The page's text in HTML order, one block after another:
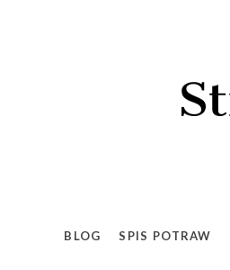
BLOG SPIS POTRAW